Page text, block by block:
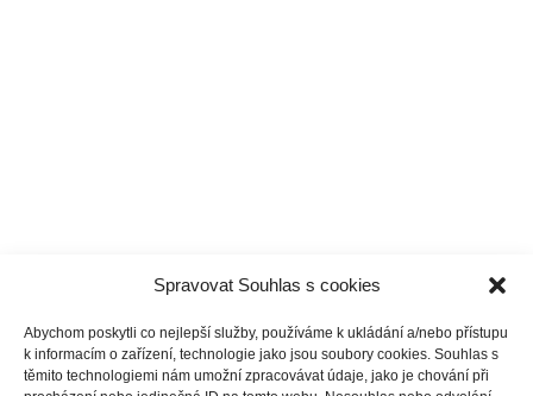
Spravovat Souhlas s cookies
Abychom poskytli co nejlepší služby, používáme k ukládání a/nebo přístupu
k informacím o zařízení, technologie jako jsou soubory cookies. Souhlas s
těmito technologiemi nám umožní zpracovávat údaje, jako je chování při